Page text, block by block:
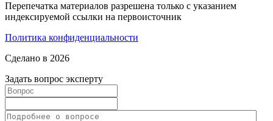
Перепечатка материалов разрешена только с указанием
индексируемой ссылки на первоисточник
Политика конфиденциальности
Сделано в 2026
Задать вопрос эксперту